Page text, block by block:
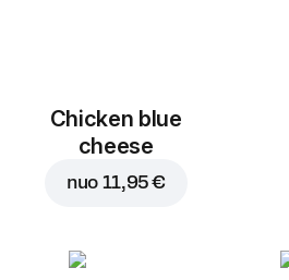
Chicken blue
cheese
nuo 11,95 €